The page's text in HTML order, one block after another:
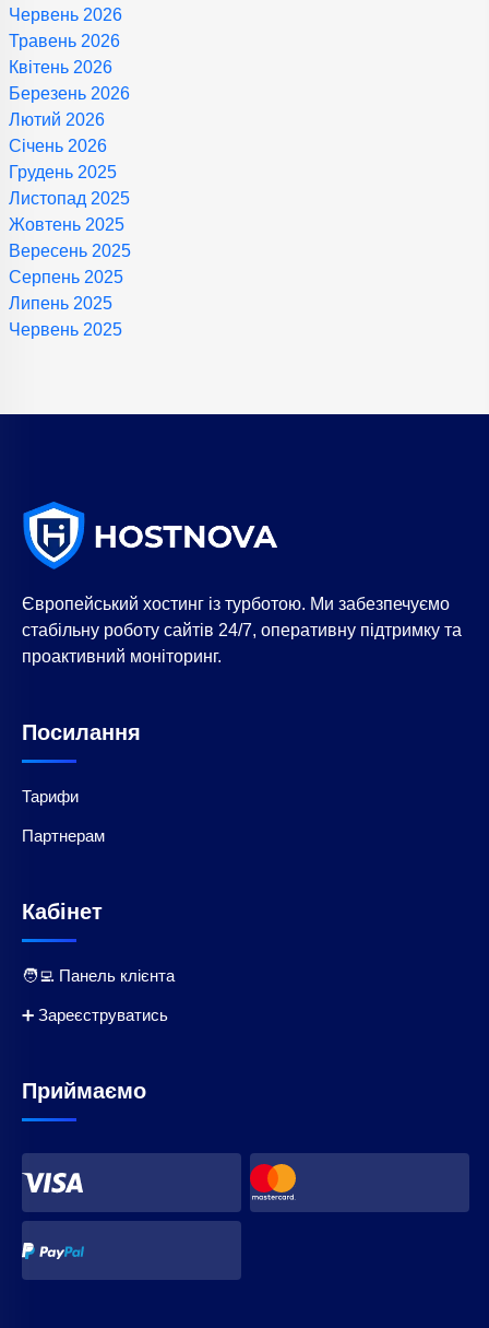
Червень 2026
Травень 2026
Квітень 2026
Березень 2026
Лютий 2026
Січень 2026
Грудень 2025
Листопад 2025
Жовтень 2025
Вересень 2025
Серпень 2025
Липень 2025
Червень 2025
Європейський хостинг із турботою. Ми забезпечуємо
стабільну роботу сайтів 24/7, оперативну підтримку та
проактивний моніторинг.
Посилання
Тарифи
Партнерам
Кабінет
🧑‍💻 Панель клієнта
➕ Зареєструватись
Приймаємо